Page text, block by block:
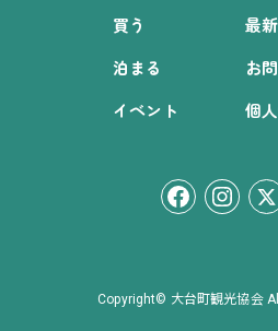
買う
泊まる
イベント
最
お
個
Copyright© 大台町観光協会